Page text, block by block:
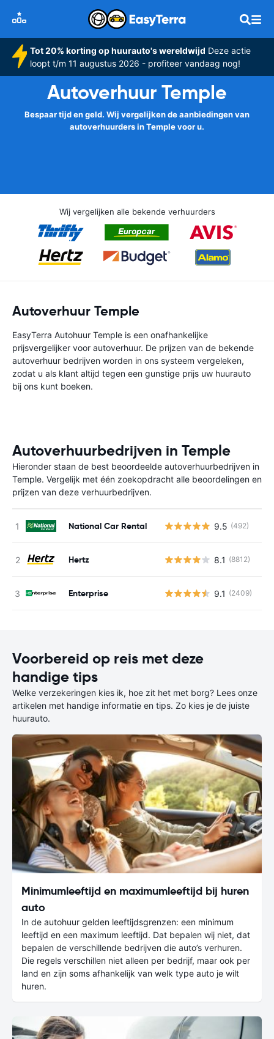
Tot 20% korting op huurauto's wereldwijd Deze actie
loopt t/m 11 augustus 2026 - profiteer vandaag nog!
Autoverhuur Temple
Bespaar tijd en geld. Wij vergelijken de aanbiedingen van
autoverhuurders in Temple voor u.
Wij vergelijken alle bekende verhuurders
Autoverhuur Temple
EasyTerra Autohuur Temple is een onafhankelijke
prijsvergelijker voor autoverhuur. De prijzen van de bekende
autoverhuur bedrijven worden in ons systeem vergeleken,
zodat u als klant altijd tegen een gunstige prijs uw huurauto
bij ons kunt boeken.
Autoverhuurbedrijven in Temple
Hieronder staan de best beoordeelde autoverhuurbedrijven in
Temple. Vergelijk met één zoekopdracht alle beoordelingen en
prijzen van deze verhuurbedrijven.
National Car Rental 9.5 (492)
Hertz 8.1 (8812)
Enterprise 9.1 (2409)
Voorbereid op reis met deze
handige tips
Welke verzekeringen kies ik, hoe zit het met borg? Lees onze
artikelen met handige informatie en tips. Zo kies je de juiste
huurauto.
Minimumleeftijd en maximumleeftijd bij huren
auto
In de autohuur gelden leeftijdsgrenzen: een minimum
leeftijd en een maximum leeftijd. Dat bepalen wij niet, dat
bepalen de verschillende bedrijven die auto’s verhuren.
Die regels verschillen niet alleen per bedrijf, maar ook per
land en zijn soms afhankelijk van welk type auto je wilt
huren.